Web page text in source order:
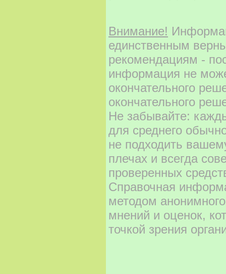
Внимание!
единственным
рекомендациям -
информация не
окончательного
окончательного
Не забывайте:
для среднего
не подходить
плечах и всегда
проверенных
Справочная
методом
мнений и оценок,
точкой зрения